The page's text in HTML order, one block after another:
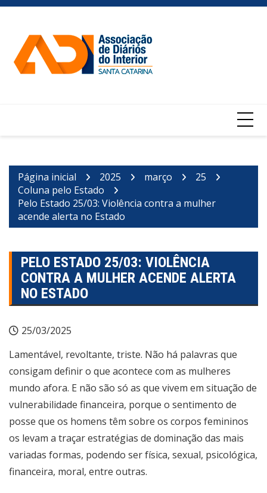
Ir
conteúdo
Página inicial 2025 março
25
Coluna pelo Estado
Pelo Estado 25/03: Violência contra a mulher
acende alerta no Estado
PELO ESTADO 25/03: VIOLÊNCIA
CONTRA A MULHER ACENDE ALERTA
NO ESTADO
25/03/2025
Lamentável, revoltante, triste. Não há palavras que
consigam definir o que acontece com as mulheres
mundo afora. E não são só as que vivem em situação de
vulnerabilidade financeira, porque o sentimento de
posse que os homens têm sobre os corpos femininos
os levam a traçar estratégias de dominação das mais
variadas formas, podendo ser física, sexual, psicológica,
financeira, moral, entre outras.